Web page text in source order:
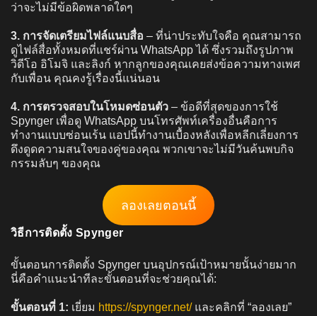
ว่าจะไม่มีข้อผิดพลาดใดๆ
3. การจัดเตรียมไฟล์แนบสื่อ – ที่น่าประทับใจคือ คุณสามารถ
ดูไฟล์สื่อทั้งหมดที่แชร์ผ่าน WhatsApp ได้ ซึ่งรวมถึงรูปภาพ
วิดีโอ อิโมจิ และลิงก์ หากลูกของคุณเคยส่งข้อความทางเพศ
กับเพื่อน คุณคงรู้เรื่องนี้แน่นอน
4. การตรวจสอบในโหมดซ่อนตัว – ข้อดีที่สุดของการใช้
Spynger เพื่อดู WhatsApp บนโทรศัพท์เครื่องอื่นคือการ
ทำงานแบบซ่อนเร้น แอปนี้ทำงานเบื้องหลังเพื่อหลีกเลี่ยงการ
ดึงดูดความสนใจของคู่ของคุณ พวกเขาจะไม่มีวันค้นพบกิจ
กรรมลับๆ ของคุณ
ลองเลยตอนนี้
วิธีการติดตั้ง Spynger
ขั้นตอนการติดตั้ง Spynger บนอุปกรณ์เป้าหมายนั้นง่ายมาก
นี่คือคำแนะนำทีละขั้นตอนที่จะช่วยคุณได้:
ขั้นตอนที่ 1: เยี่ยม https://spynger.net/และคลิกที่ “ลองเลย”